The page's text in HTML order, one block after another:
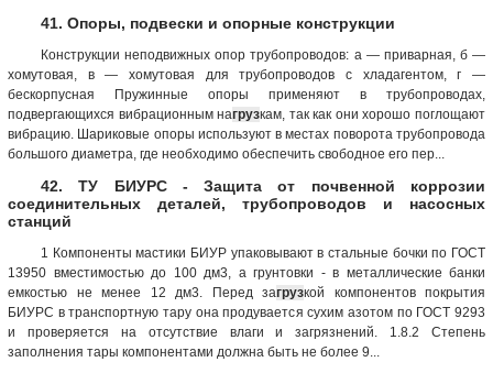
41. Опоры, подвески и опорные конструкции
Конструкции неподвижных опор трубопроводов: а — приварная, б —
хомутовая, в — хомутовая для трубопроводов с хладагентом, г —
бескорпусная Пружинные опоры применяют в трубопроводах,
подвергающихся вибрационным нагрузкам, так как они хорошо поглощают
вибрацию. Шариковые опоры используют в местах поворота трубопровода
большого диаметра, где необходимо обеспечить свободное его пер...
42. ТУ БИУРС - Защита от почвенной коррозии
соединительных деталей, трубопроводов и насосных
станций
1 Компоненты мастики БИУР упаковывают в стальные бочки по ГОСТ
13950 вместимостью до 100 дм3, а грунтовки - в металлические банки
емкостью не менее 12 дм3. Перед загрузкой компонентов покрытия
БИУРС в транспортную тару она продувается сухим азотом по ГОСТ 9293
и проверяется на отсутствие влаги и загрязнений. 1.8.2 Степень
заполнения тары компонентами должна быть не более 9...